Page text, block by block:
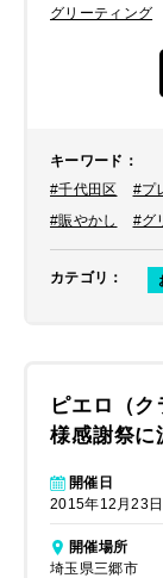
グリーティング
もらいたいとの
キーワード ：
#千代田区
#プ
#賑やかし
#グ
カテゴリ ：
ピエロ（
様感謝祭
開催日
2015年12月23日
開催場所
埼玉県三郷市